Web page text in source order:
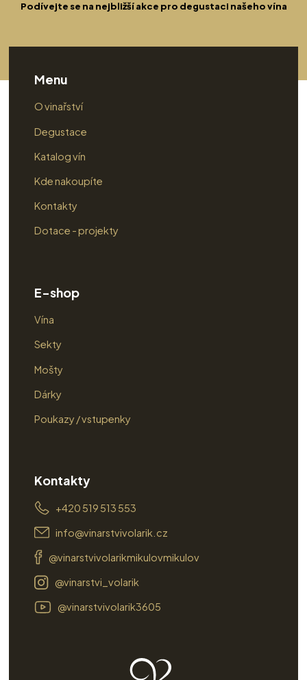
Podívejte se na nejbližší akce pro degustaci našeho vína
Menu
O vinařství
Degustace
Katalog vín
Kde nakoupíte
Kontakty
Dotace - projekty
E-shop
Vína
Sekty
Mošty
Dárky
Poukazy / vstupenky
Kontakty
+420 519 513 553
info@vinarstvivolarik.cz
@vinarstvivolarikmikulovmikulov
@vinarstvi_volarik
@vinarstvivolarik3605